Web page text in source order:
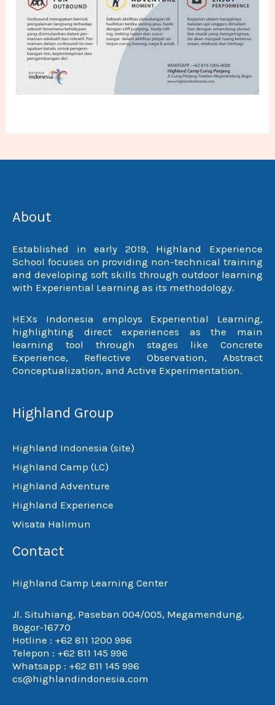
About
Established in early 2019, Highland Experience
School focuses on providing non-technical training
and developing soft skills through outdoor learning
with Experiential Learning as its methodology.
HEXs Indonesia employs Experiential Learning,
highlighting direct experiences as the main
learning tool through stages like Concrete
Experience, Reflective Observation, Abstract
Conceptualization, and Active Experimentation.
Highland Group
Highland Indonesia (site)
Highland Camp (LC)
Highland Adventure
Highland Experience
Wisata Halimun
Contact
Highland Camp Learning Center
Jl. Situhiang, Paseban 004/005, Megamendung,
Bogor-16770
Hotline : +62 811 1200 996
Telepon : +62 811 145 996
Whatsapp : +62 811 145 996
cs@highlandindonesia.com